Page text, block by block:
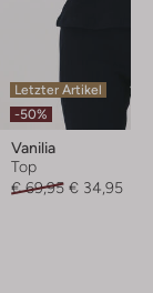
Letzter Artikel
-50%
Vanilia
Top
€ 69,95 € 34,95